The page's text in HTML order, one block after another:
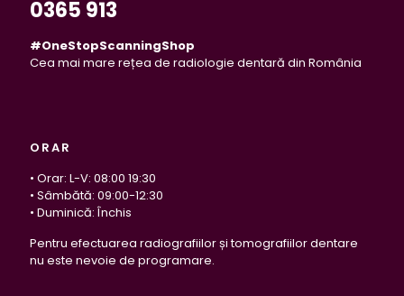
0365 913
#OneStopScanningShop
Cea mai mare rețea de radiologie dentară din România
ORAR
• Orar: L-V: 08:00 19:30
• Sâmbătă: 09:00-12:30
• Duminică: Închis
Pentru efectuarea radiografiilor și tomografiilor dentare
nu este nevoie de programare.